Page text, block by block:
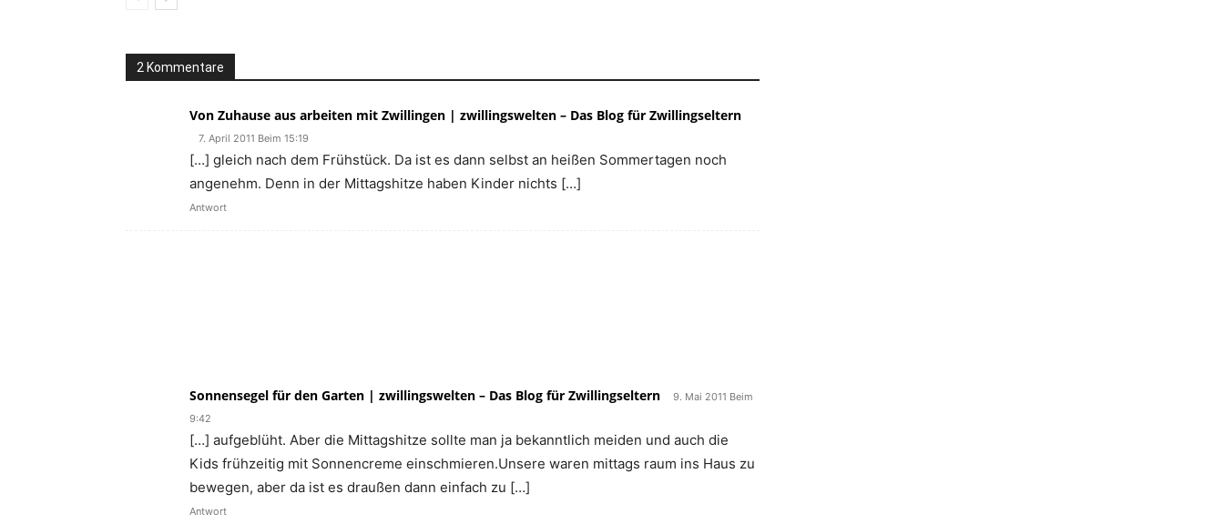
2 Kommentare
Von Zuhause aus arbeiten mit Zwillingen | zwillingswelten – Das Blog für Zwillingseltern
7. April 2011 Beim 15:19
[…] gleich nach dem Frühstück. Da ist es dann selbst an heißen Sommertagen noch
angenehm. Denn in der Mittagshitze haben Kinder nichts […]
Antwort
Sonnensegel für den Garten | zwillingswelten – Das Blog für Zwillingseltern
9. Mai 2011 Beim
9:42
[…] aufgeblüht. Aber die Mittagshitze sollte man ja bekanntlich meiden und auch die
Kids frühzeitig mit Sonnencreme einschmieren.Unsere waren mittags raum ins Haus zu
bewegen, aber da ist es draußen dann einfach zu […]
Antwort